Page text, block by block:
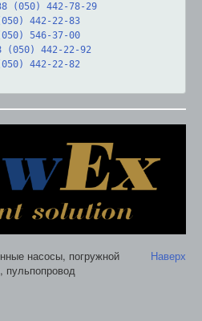
(050) 442-78-29
442-22-83
546-37-00
(050) 442-22-92
442-22-82
Наверх
насосы, погружной
пульпопровод